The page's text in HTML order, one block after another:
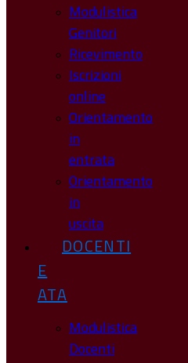
Modulistica
Genitori
Ricevimento
Iscrizioni
online
Orientamento
in
entrata
Orientamento
in
uscita
DOCENTI
E
ATA
Modulistica
Docenti